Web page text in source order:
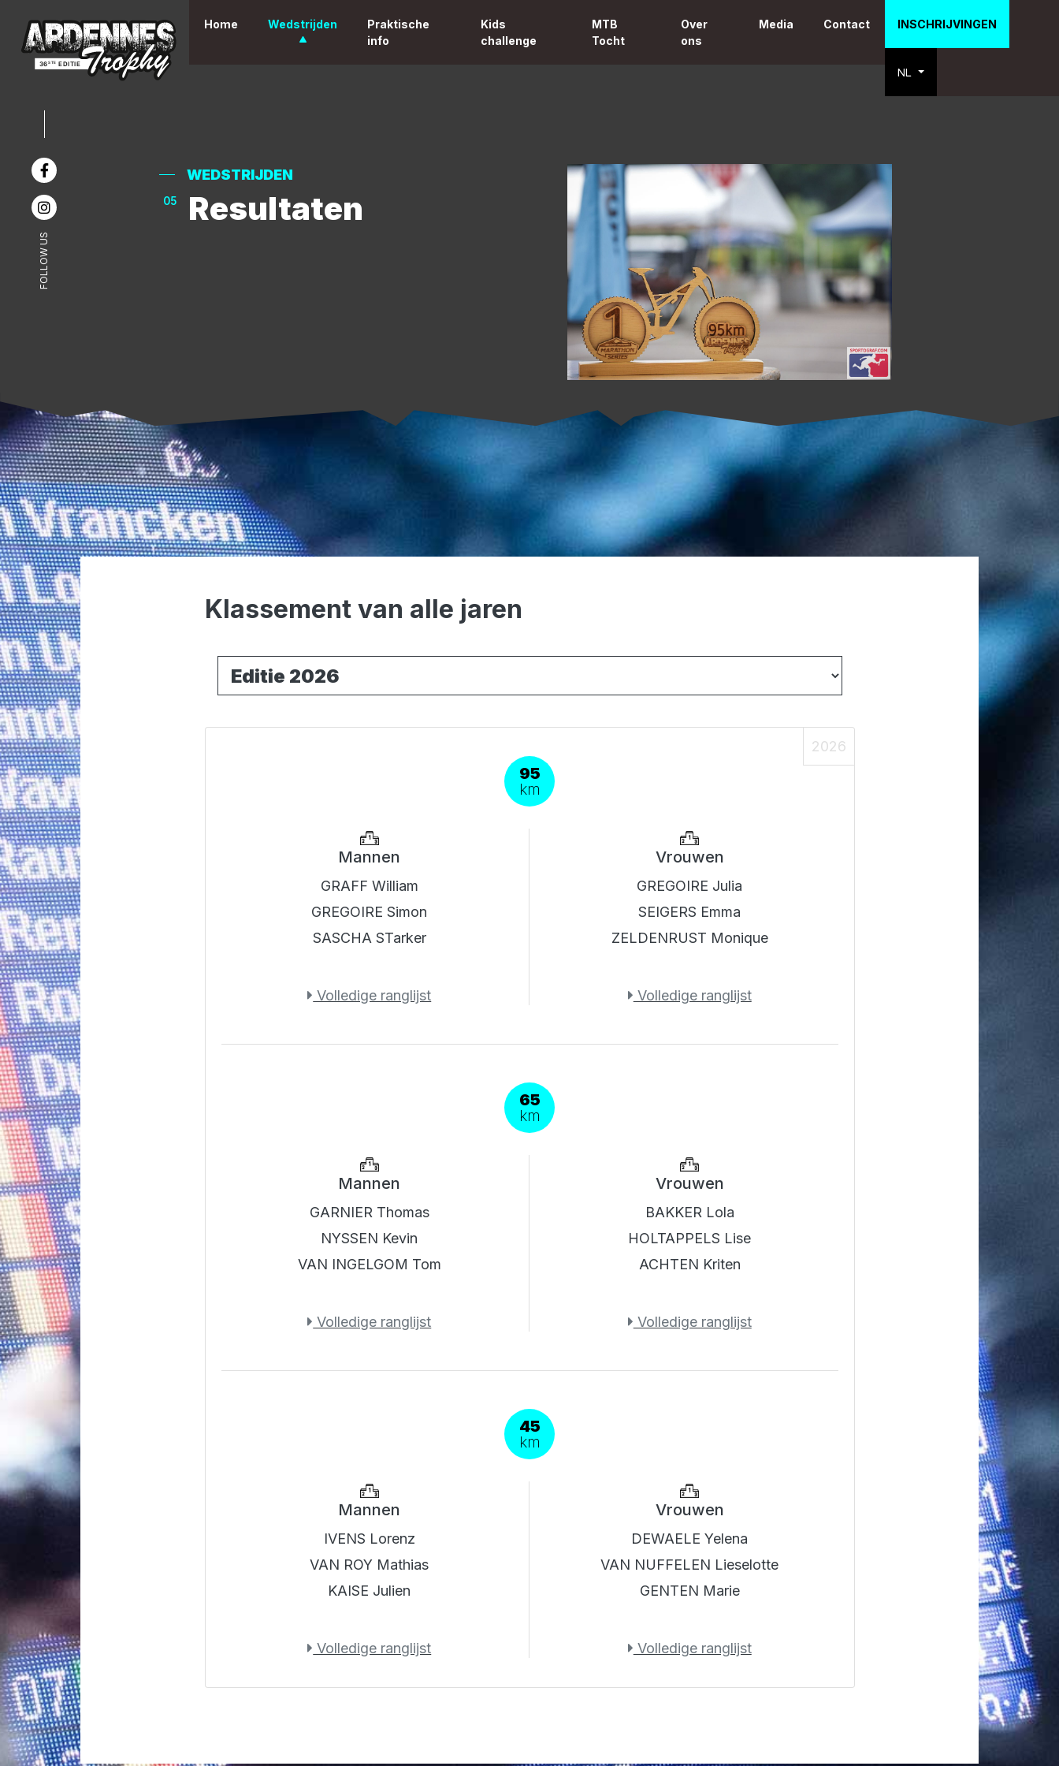
INSCHRIJVINGEN
NL
Home Wedstrijden
Praktische
info
Kids
challenge
MTB
Tocht
Over
ons
Media Contact
FOLLOW US
WEDSTRIJDEN
05 Resultaten
Klassement van alle jaren
2026
95
km
Mannen
GRAFF William
GREGOIRE Simon
SASCHA STarker
Volledige ranglijst
Vrouwen
GREGOIRE Julia
SEIGERS Emma
ZELDENRUST Monique
Volledige ranglijst
65
km
Mannen
GARNIER Thomas
NYSSEN Kevin
VAN INGELGOM Tom
Volledige ranglijst
Vrouwen
BAKKER Lola
HOLTAPPELS Lise
ACHTEN Kriten
Volledige ranglijst
45
km
Mannen
IVENS Lorenz
VAN ROY Mathias
KAISE Julien
Volledige ranglijst
Vrouwen
DEWAELE Yelena
VAN NUFFELEN Lieselotte
GENTEN Marie
Volledige ranglijst